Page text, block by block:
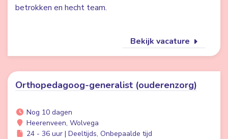
betrokken en hecht team.
Bekijk vacature
Orthopedagoog-generalist (ouderenzorg)
Nog 10 dagen
Heerenveen, Wolvega
24 - 36 uur | Deeltijds, Onbepaalde tijd